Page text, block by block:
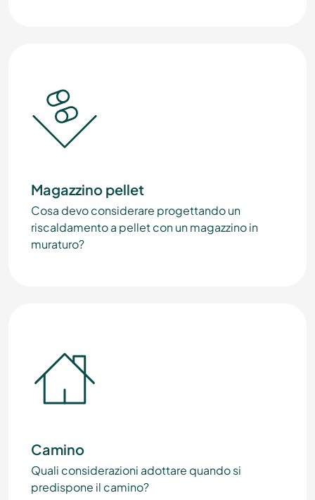
Magazzino pellet
Cosa devo considerare progettando un
riscaldamento a pellet con un magazzino in
muraturo?
Camino
Quali considerazioni adottare quando si
predispone il camino?